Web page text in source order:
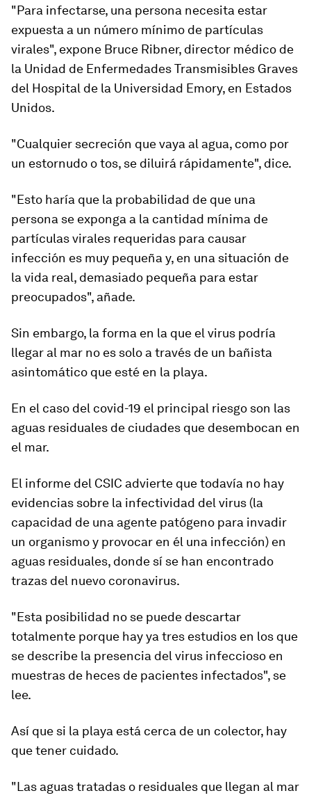
"Para infectarse, una persona necesita estar
expuesta a un número mínimo de partículas
virales", expone Bruce Ribner, director médico de
la Unidad de Enfermedades Transmisibles Graves
del Hospital de la Universidad Emory, en Estados
Unidos.
"Cualquier secreción que vaya al agua, como por
un estornudo o tos, se diluirá rápidamente", dice.
"Esto haría que la probabilidad de que una
persona se exponga a la cantidad mínima de
partículas virales requeridas para causar
infección es muy pequeña y, en una situación de
la vida real, demasiado pequeña para estar
preocupados", añade.
Sin embargo, la forma en la que el virus podría
llegar al mar no es solo a través de un bañista
asintomático que esté en la playa.
En el caso del covid-19 el principal riesgo son las
aguas residuales de ciudades que desembocan en
el mar.
El informe del CSIC advierte que todavía no hay
evidencias sobre la infectividad del virus (la
capacidad de una agente patógeno para invadir
un organismo y provocar en él una infección) en
aguas residuales, donde sí se han encontrado
trazas del nuevo coronavirus.
"Esta posibilidad no se puede descartar
totalmente porque hay ya tres estudios en los que
se describe la presencia del virus infeccioso en
muestras de heces de pacientes infectados", se
lee.
Así que si la playa está cerca de un colector, hay
que tener cuidado.
"Las aguas tratadas o residuales que llegan al mar